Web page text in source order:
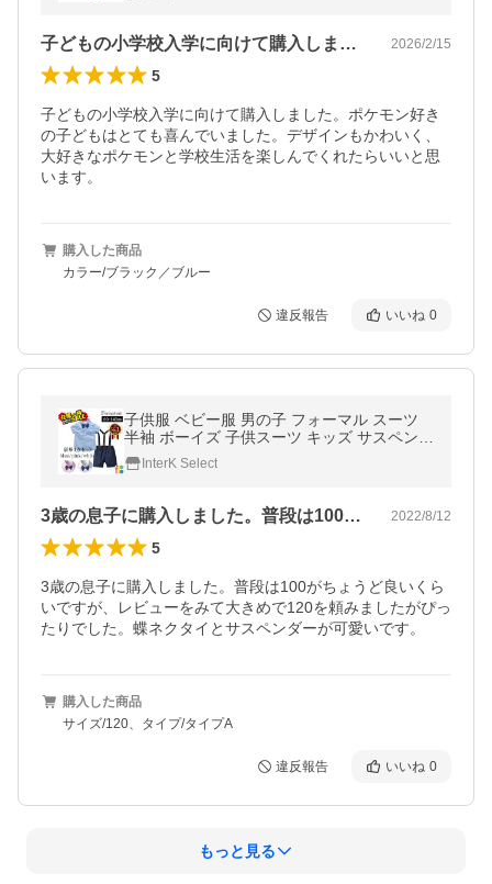
子どもの小学校入学に向けて購入しました… 2026/2/15
5
子どもの小学校入学に向けて購入しました。ポケモン好き
の子どもはとても喜んでいました。デザインもかわいく、
大好きなポケモンと学校生活を楽しんでくれたらいいと思
います。
購入した商品
カラー/ブラック／ブルー
違反報告 いいね 0
子供服 ベビー服 男の子 フォーマル スーツ
半袖 ボーイズ 子供スーツ キッズ サスペンダ
ー 紳士服 結婚式 七五三 初節句 発表会 80 9
0 100 110 120 130 140
InterK Select
3歳の息子に購入しました。普段は100… 2022/8/12
5
3歳の息子に購入しました。普段は100がちょうど良いくら
いですが、レビューをみて大きめで120を頼みましたがぴっ
たりでした。蝶ネクタイとサスペンダーが可愛いです。
購入した商品
サイズ/120、タイプ/タイプA
違反報告 いいね 0
もっと見る